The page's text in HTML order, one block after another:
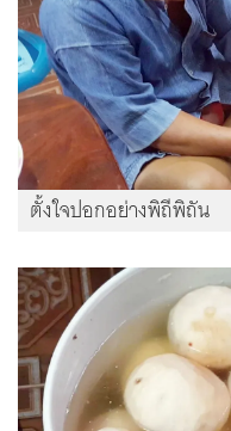
ตั้งใจปอกอย่างพิถีพิถัน